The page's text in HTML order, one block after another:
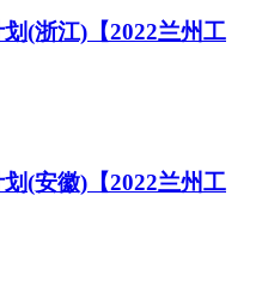
(浙江)【2022兰州工
(安徽)【2022兰州工